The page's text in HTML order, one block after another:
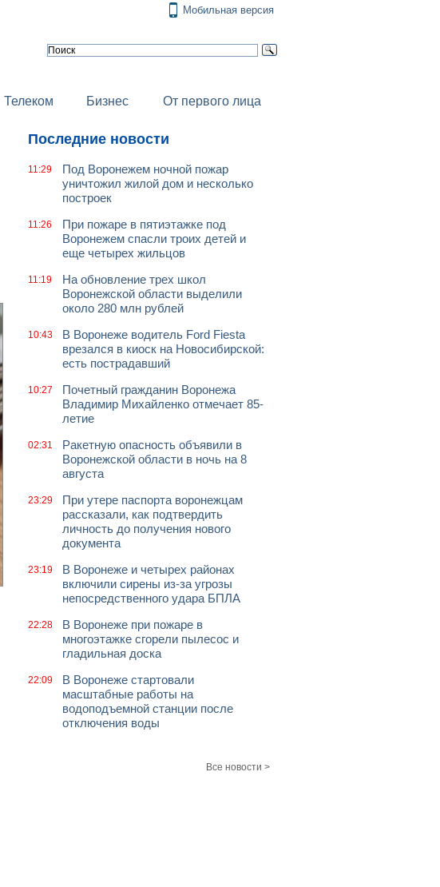
Мобильная версия
Телеком Бизнес От первого лица
Последние новости
11:29
Под Воронежем ночной пожар
уничтожил жилой дом и несколько
построек
11:26
При пожаре в пятиэтажке под
Воронежем спасли троих детей и
еще четырех жильцов
11:19
На обновление трех школ
Воронежской области выделили
около 280 млн рублей
10:43
В Воронеже водитель Ford Fiesta
врезался в киоск на Новосибирской:
есть пострадавший
10:27
Почетный гражданин Воронежа
Владимир Михайленко отмечает 85-
летие
02:31
Ракетную опасность объявили в
Воронежской области в ночь на 8
августа
23:29
При утере паспорта воронежцам
рассказали, как подтвердить
личность до получения нового
документа
23:19
В Воронеже и четырех районах
включили сирены из-за угрозы
непосредственного удара БПЛА
22:28
В Воронеже при пожаре в
многоэтажке сгорели пылесос и
гладильная доска
22:09
В Воронеже стартовали
масштабные работы на
водоподъемной станции после
отключения воды
Все новости >